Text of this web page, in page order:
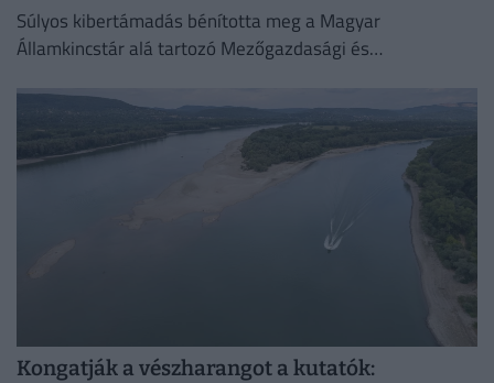
Súlyos kibertámadás bénította meg a Magyar
Államkincstár alá tartozó Mezőgazdasági és
Kongatják a vészharangot a kutatók: